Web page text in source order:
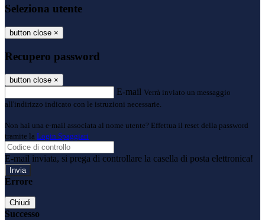
Seleziona utente
button close ×
Recupero password
button close ×
E-mail Verrà inviato un messaggio
all'indirizzo indicato con le istruzioni necessarie.
Non hai una e-mail associata al nome utente? Effettua il reset della password
tramite la Login Spaggiari
E-mail inviata, si prega di controllare la casella di posta elettronica!
Errore
Chiudi
Successo